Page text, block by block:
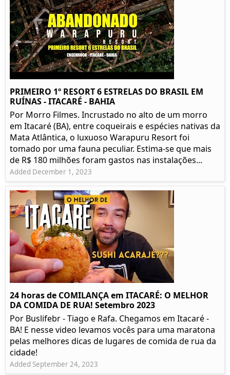
PRIMEIRO 1º RESORT 6 ESTRELAS DO BRASIL EM
RUÍNAS - ITACARÉ - BAHIA
Por Morro Filmes. Incrustado no alto de um morro
em Itacaré (BA), entre coqueirais e espécies nativas da
Mata Atlântica, o luxuoso Warapuru Resort foi
tomado por uma fauna peculiar. Estima-se que mais
de R$ 180 milhões foram gastos nas instalações...
Added December 1, 2023
24 horas de COMILANÇA em ITACARÉ: O MELHOR
DA COMIDA DE RUA! Setembro 2023
Por Buslifebr - Tiago e Rafa. Chegamos em Itacaré -
BA! E nesse video levamos vocês para uma maratona
pelas melhores dicas de lugares de comida de rua da
cidade!
Added September 24, 2023